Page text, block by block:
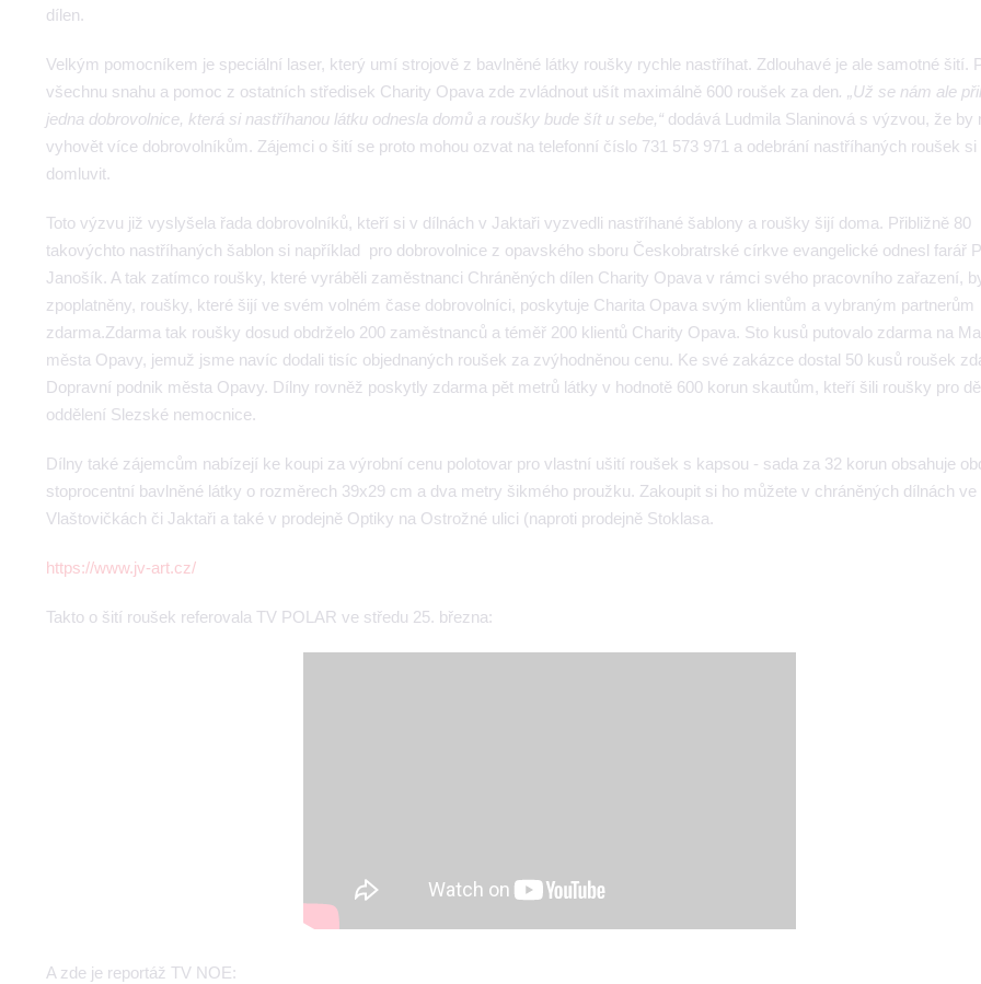
dílen.
Velkým pomocníkem je speciální laser, který umí strojově z bavlněné látky roušky rychle nastříhat. Zdlouhavé je ale samotné šití.
všechnu snahu a pomoc z ostatních středisek Charity Opava zde zvládnout ušít maximálně 600 roušek za den. „Už se nám ale
jedna dobrovolnice, která si nastříhanou látku odnesla domů a roušky bude šít u sebe,“ dodává Ludmila Slaninová s výzvou, že by
vyhovět více dobrovolníkům. Zájemci o šití se proto mohou ozvat na telefonní číslo 731 573 971 a odebrání nastříhaných roušek si
domluvit.
Toto výzvu již vyslyšela řada dobrovolníků, kteří si v dílnách v Jaktaři vyzvedli nastříhané šablony a roušky šijí doma. Přibližně 80
takovýchto nastříhaných šablon si například pro dobrovolnice z opavského sboru Českobratrské církve evangelické odnesl farář
Janošík. A tak zatímco roušky, které vyráběli zaměstnanci Chráněných dílen Charity Opava v rámci svého pracovního zařazení,
zpoplatněny, roušky, které šijí ve svém volném čase dobrovolníci, poskytuje Charita Opava svým klientům a vybraným partnerům
zdarma.Zdarma tak roušky dosud obdrželo 200 zaměstnanců a téměř 200 klientů Charity Opava. Sto kusů putovalo zdarma na
města Opavy, jemuž jsme navíc dodali tisíc objednaných roušek za zvýhodněnou cenu. Ke své zakázce dostal 50 kusů roušek
Dopravní podnik města Opavy. Dílny rovněž poskytly zdarma pět metrů látky v hodnotě 600 korun skautům, kteří šili roušky pro
oddělení Slezské nemocnice.
Dílny také zájemcům nabízejí ke koupi za výrobní cenu polotovar pro vlastní ušití roušek s kapsou - sada za 32 korun obsahuje
stoprocentní bavlněné látky o rozměrech 39x29 cm a dva metry šikmého proužku. Zakoupit si ho můžete v chráněných dílnách ve
Vlaštovičkách či Jaktaři a také v prodejně Optiky na Ostrožné ulici (naproti prodejně Stoklasa.
https://www.jv-art.cz/
Takto o šití roušek referovala TV POLAR ve středu 25. března:
A zde je reportáž TV NOE: